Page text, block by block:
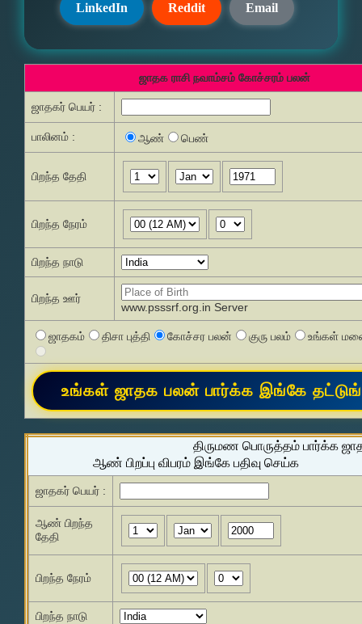
LinkedIn Reddit Email
ஜாதக ராசி நவாம்சம் கோச்சரம் பலன்
ஜாதகர் பெயர் :
பாலினம் : ஆண் பெண்
பிறந்த தேதி
பிறந்த நேரம்
பிறந்த நாடு
பிறந்த ஊர்
www.psssrf.org.in Server
ஜாதகம் திசா புத்தி கோச்சர பலன் குரு பலம் உங்கள்
திருமண பொருத்தம் பார்க்க
ஆண் பிறப்பு விபரம் இங்கே பதிவு செய்க
ஜாதகர் பெயர் :
ஆண் பிறந்த
தேதி
பிறந்த நேரம்
பிறந்த நாடு